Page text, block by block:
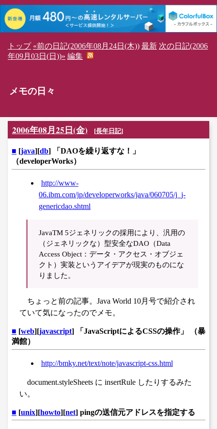
トップ «前の日記(2006年08月24日(木)) 最新 次の日記(2006
年09月03日(日))» 編集
メモの日々
2006年08月25日(金) [長年日記]
■ [java][db] 「DAOを繰り返すな！」
（developerWorks）
http://www-
06.ibm.com/jp/developerworks/java/060705/j_j-
genericdao.shtml
JavaTM 5ジェネリックの採用により、汎用の
（ジェネリックな）型安全なDAO（Data
Access Object：データ・アクセス・オブジェ
クト）実装というアイデアが現実のものにな
りました。
ちょっと前の記事。Java World 10月号で紹介され
ていて気になったのでメモ。
■ [web][javascript] 「JavaScriptによるCSSの操作」 （暴
満館）
http://bmky.net/text/note/javascript-css.html
document.styleSheets に insertRule したりするみた
い。
■ [unix][howto][net] pingの送信元アドレスを指定する